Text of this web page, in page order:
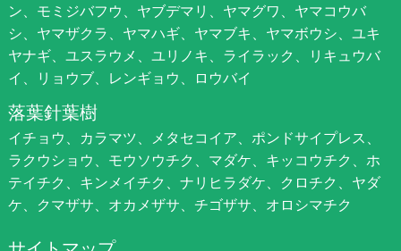
ン、モミジバフウ、ヤブデマリ、ヤマグワ、ヤマコウバ
シ、ヤマザクラ、ヤマハギ、ヤマブキ、ヤマボウシ、ユキ
ヤナギ、ユスラウメ、ユリノキ、ライラック、リキュウバ
イ、リョウブ、レンギョウ、ロウバイ
落葉針葉樹
イチョウ、カラマツ、メタセコイア、ポンドサイプレス、
ラクウショウ、モウソウチク、マダケ、キッコウチク、ホ
テイチク、キンメイチク、ナリヒラダケ、クロチク、ヤダ
ケ、クマザサ、オカメザサ、チゴザサ、オロシマチク